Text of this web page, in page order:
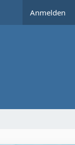
Anmelden